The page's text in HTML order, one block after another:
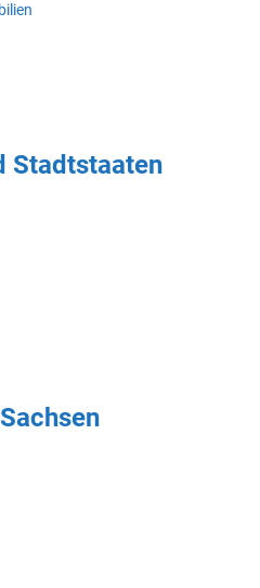
Stadtstaaten